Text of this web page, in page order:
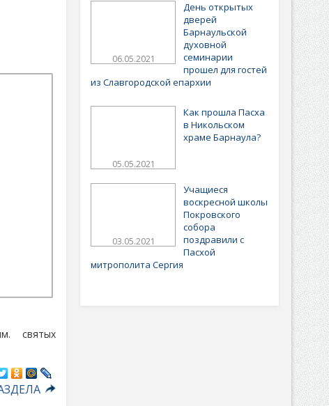
святых
06.05.2021
День открытых
дверей
Барнаульской
духовной
семинарии
прошел для гостей
из Славгородской епархии
05.05.2021
Как прошла Пасха
в Никольском
храме Барнаула?
03.05.2021
Учащиеся
воскресной школы
Покровского
собора
поздравили с
Пасхой
митрополита Сергия